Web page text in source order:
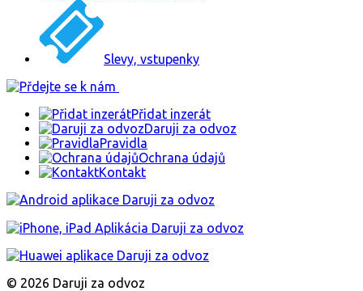
Slevy, vstupenky
Přidat inzerát
Daruji za odvoz
Pravidla
Ochrana údajů
Kontakt
© 2026 Daruji za odvoz